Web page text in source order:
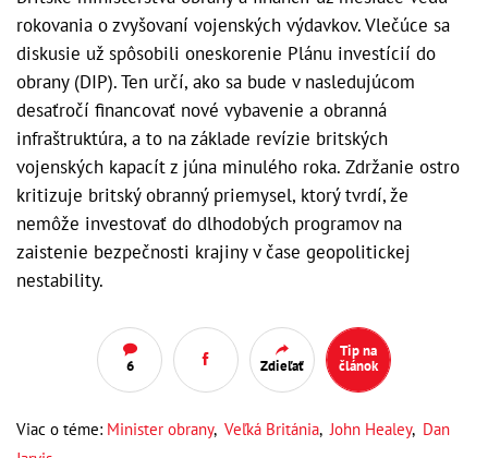
rokovania o zvyšovaní vojenských výdavkov. Vlečúce sa
diskusie už spôsobili oneskorenie Plánu investícií do
obrany (DIP). Ten určí, ako sa bude v nasledujúcom
desaťročí financovať nové vybavenie a obranná
infraštruktúra, a to na základe revízie britských
vojenských kapacít z júna minulého roka. Zdržanie ostro
kritizuje britský obranný priemysel, ktorý tvrdí, že
nemôže investovať do dlhodobých programov na
zaistenie bezpečnosti krajiny v čase geopolitickej
nestability.
6 Zdieľať
Tip na
článok
Viac o téme: Minister obrany, Veľká Británia,John Healey, Dan